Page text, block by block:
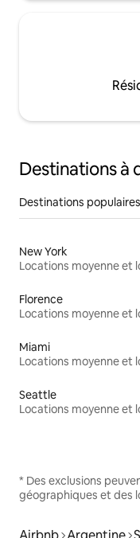
Destinations à
Destinations
New York
Florence
Miami
Seattle
* Des exclusions
géographiques et des